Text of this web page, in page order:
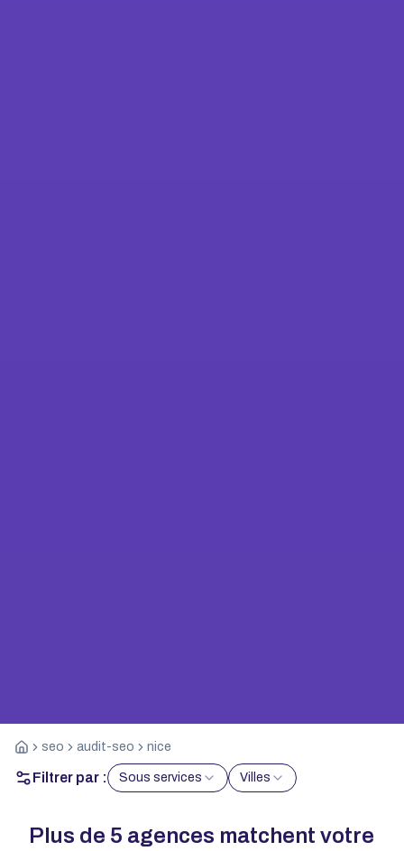
seo audit-seo nice
Filtrer par : Sous services Villes
Plus de 5 agences matchent votre